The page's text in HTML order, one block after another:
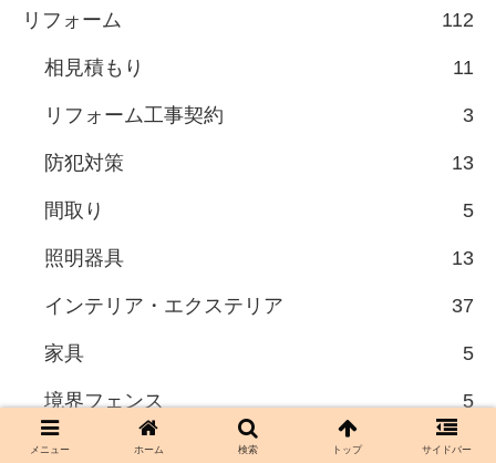
リフォーム 112
相見積もり 11
リフォーム工事契約 3
防犯対策 13
間取り 5
照明器具 13
インテリア・エクステリア 37
家具 5
境界フェンス 5
メニュー ホーム 検索 トップ サイドバー